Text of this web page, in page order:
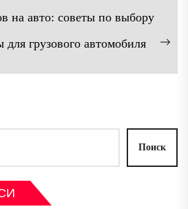
на авто: советы по выбору
для грузового автомобиля
Поиск